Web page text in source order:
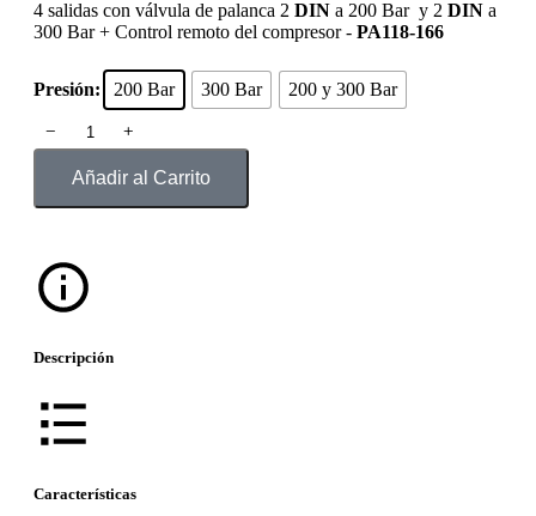
4 salidas con válvula de palanca 2 DIN a 200 Bar y 2 DIN a
300 Bar + Control remoto del compresor - PA118-166
Presión: 200 Bar 300 Bar 200 y 300 Bar
﹣ ﹢
Añadir al Carrito
Descripción
Características